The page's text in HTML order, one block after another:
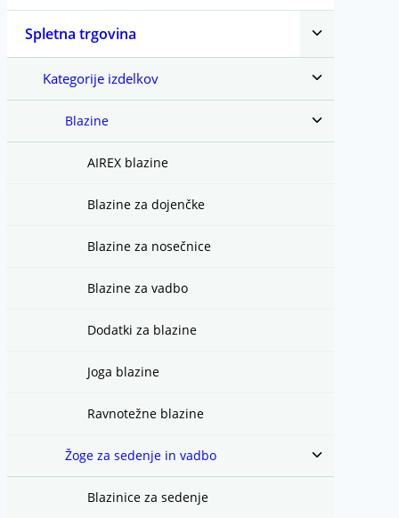
Spletna trgovina
Toggle
menu
Kategorije izdelkov
Toggle
menu
Blazine
Toggle
menu
AIREX blazine
Blazine za dojenčke
Blazine za nosečnice
Blazine za vadbo
Dodatki za blazine
Joga blazine
Ravnotežne blazine
Žoge za sedenje in vadbo
Toggle
menu
Blazinice za sedenje